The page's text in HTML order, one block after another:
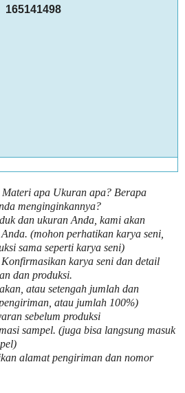
165141498
apa Ukuran apa? Berapa
menginginkannya?
dan ukuran Anda, kami akan
(mohon perhatikan karya seni,
sama seperti karya seni)
karya seni dan detail
dan produksi.
atau setengah jumlah dan
atau jumlah 100%)
sebelum produksi
sampel. (juga bisa langsung masuk
alamat pengiriman dan nomor